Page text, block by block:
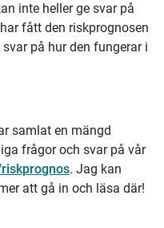
inte heller ge svar på
fått den riskprognosen
på hur den fungerar i
samlat en mängd
frågor och svar på vår
. Jag kan
att gå in och läsa där!